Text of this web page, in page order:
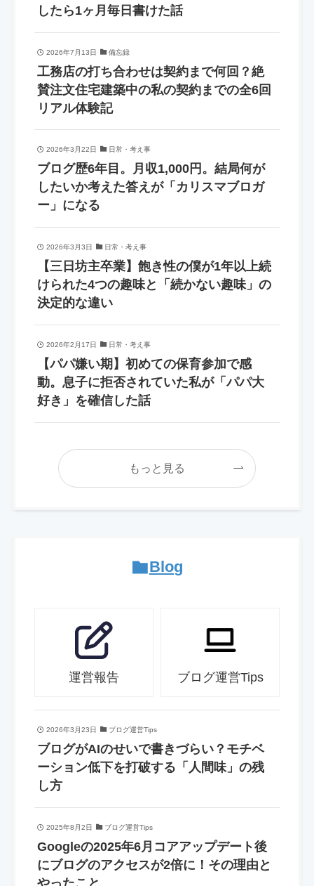
したら1ヶ月毎日書けた話
2026年7月13日 備忘録
工務店の打ち合わせは契約まで何回？絶
賛注文住宅建築中の私の契約までの全6回
リアル体験記
2026年3月22日 日常・考え事
ブログ歴6年目。月収1,000円。結局何が
したいか考えた答えが「カリスマブロガ
ー」になる
2026年3月3日 日常・考え事
【三日坊主卒業】飽き性の僕が1年以上続
けられた4つの趣味と「続かない趣味」の
決定的な違い
2026年2月17日 日常・考え事
【パパ嫌い期】初めての保育参加で感
動。息子に拒否されていた私が「パパ大
好き」を確信した話
もっと見る
Blog
運営報告 ブログ運営Tips
2026年3月23日 ブログ運営Tips
ブログがAIのせいで書きづらい？モチベ
ーション低下を打破する「人間味」の残
し方
2025年8月2日 ブログ運営Tips
Googleの2025年6月コアアップデート後
にブログのアクセスが2倍に！その理由と
やったこと